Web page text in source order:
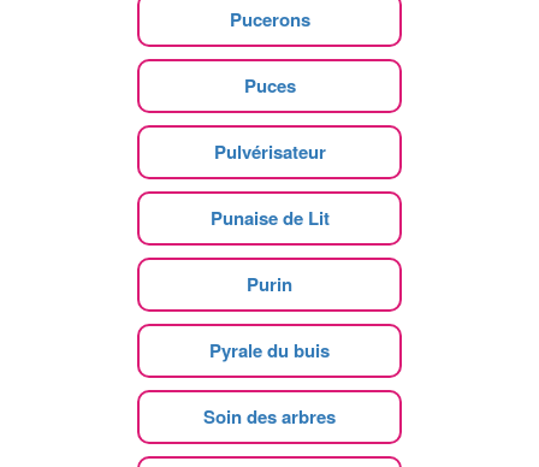
Pucerons
Puces
Pulvérisateur
Punaise de Lit
Purin
Pyrale du buis
Soin des arbres